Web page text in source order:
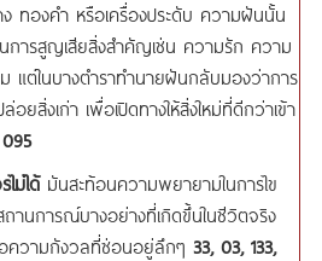
ทองคำ หรือเครื่องประดับ ความฝันนั้น
การสูญเสียสิ่งสำคัญเช่น ความรัก ความ
แต่ในบางตำราทำนายฝันกลับมองว่าการ
ยสิ่งเก่า เพื่อเปิดทางให้สิ่งใหม่ที่ดีกว่าเข้า
ม่ได้มันสะท้อนความพยายามในการไข
ถานการณ์บางอย่างที่เกิดขึ้นในชีวิตจริง
อความกังวลที่ซ่อนอยู่ลึกๆ 33, 03, 133,